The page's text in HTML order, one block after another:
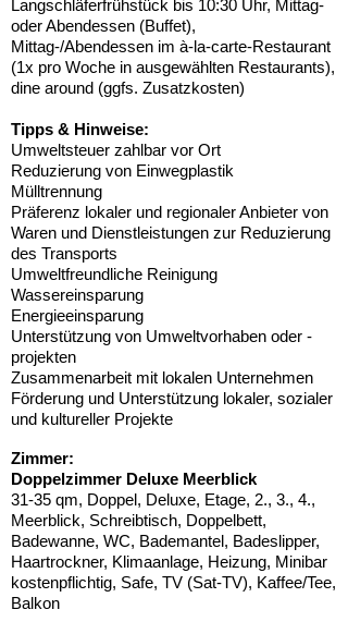
Langschläferfrühstück bis 10:30 Uhr, Mittag-
oder Abendessen (Buffet),
Mittag-/Abendessen im à-la-carte-Restaurant
(1x pro Woche in ausgewählten Restaurants),
dine around (ggfs. Zusatzkosten)
Tipps & Hinweise:
Umweltsteuer zahlbar vor Ort
Reduzierung von Einwegplastik
Mülltrennung
Präferenz lokaler und regionaler Anbieter von
Waren und Dienstleistungen zur Reduzierung
des Transports
Umweltfreundliche Reinigung
Wassereinsparung
Energieeinsparung
Unterstützung von Umweltvorhaben oder -
projekten
Zusammenarbeit mit lokalen Unternehmen
Förderung und Unterstützung lokaler, sozialer
und kultureller Projekte
Zimmer:
Doppelzimmer Deluxe Meerblick
31-35 qm, Doppel, Deluxe, Etage, 2., 3., 4.,
Meerblick, Schreibtisch, Doppelbett,
Badewanne, WC, Bademantel, Badeslipper,
Haartrockner, Klimaanlage, Heizung, Minibar
kostenpflichtig, Safe, TV (Sat-TV), Kaffee/Tee,
Balkon